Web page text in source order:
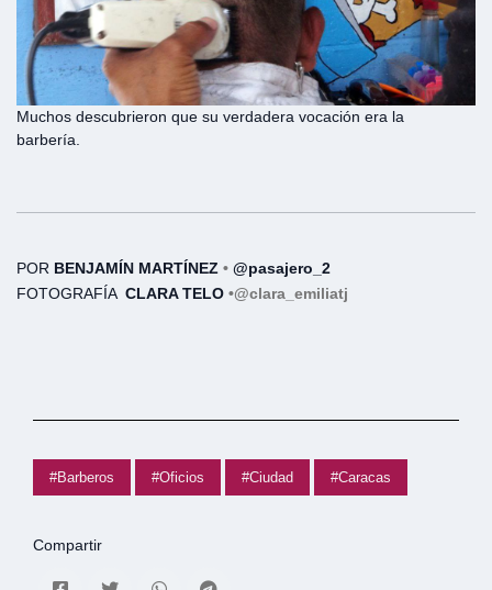
Muchos descubrieron que su verdadera vocación era la
barbería.
POR BENJAMÍN MARTÍNEZ • @pasajero_2
FOTOGRAFÍA CLARA TELO •@clara_emiliatj
#Barberos #Oficios #Ciudad #Caracas
Compartir